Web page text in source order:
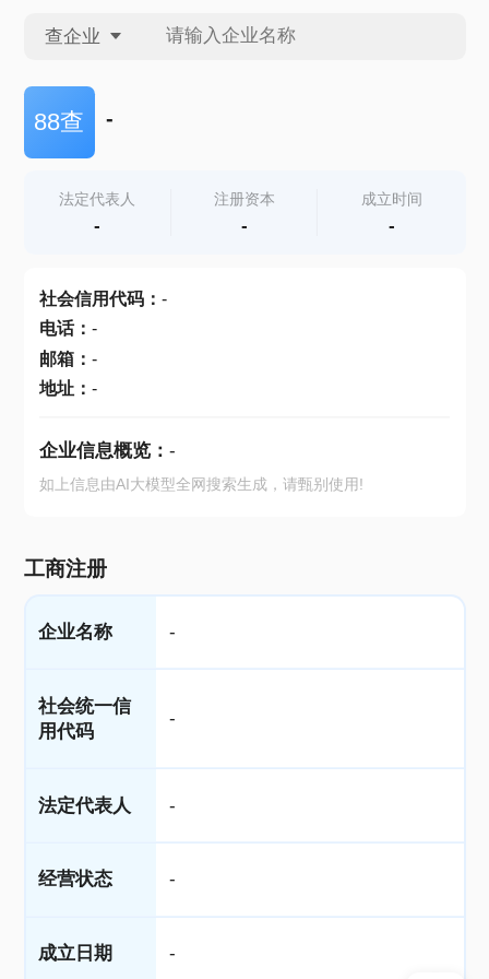
查企业
查企业
查产地
88查 -
法定代表人
-
注册资本
-
成立时间
-
社会信用代码： -
电话： -
邮箱： -
地址： -
企业信息概览： -
如上信息由AI大模型全网搜索生成，请甄别使用!
工商注册
企业名称 -
社会统一信
用代码
-
法定代表人 -
经营状态 -
成立日期 -